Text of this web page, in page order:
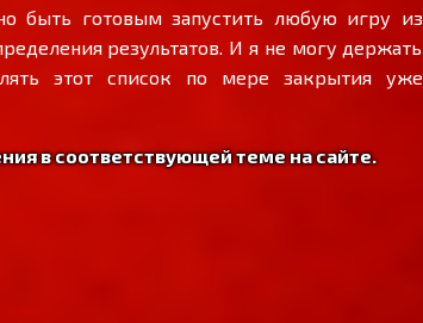
быть готовым запустить любую игру из
результатов. И я не могу держать
этот список по мере закрытия уже
в соответствующей теме на сайте.